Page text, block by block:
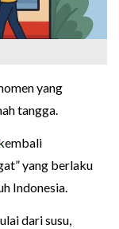
yang
tangga.
yang berlaku
Indonesia.
dari susu,